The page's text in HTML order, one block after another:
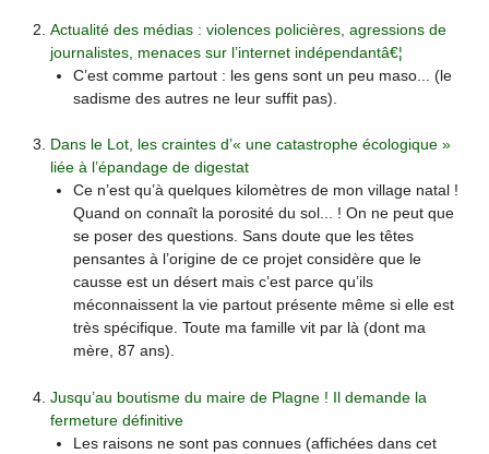
Actualité des médias : violences policières, agressions de
journalistes, menaces sur l’internet indépendantâ€¦
C’est comme partout : les gens sont un peu maso... (le
sadisme des autres ne leur suffit pas).
Dans le Lot, les craintes d’« une catastrophe écologique »
liée à l’épandage de digestat
Ce n’est qu’à quelques kilomètres de mon village natal !
Quand on connaît la porosité du sol... ! On ne peut que
se poser des questions. Sans doute que les têtes
pensantes à l’origine de ce projet considère que le
causse est un désert mais c’est parce qu’ils
méconnaissent la vie partout présente même si elle est
très spécifique. Toute ma famille vit par là (dont ma
mère, 87 ans).
Jusqu’au boutisme du maire de Plagne ! Il demande la
fermeture définitive
Les raisons ne sont pas connues (affichées dans cet